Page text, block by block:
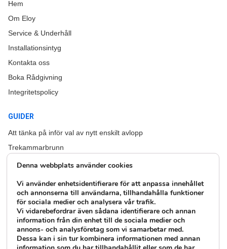
Hem
Om Eloy
Service & Underhåll
Installationsintyg
Kontakta oss
Boka Rådgivning
Integritetspolicy
GUIDER
Att tänka på inför val av nytt enskilt avlopp
Trekammarbrunn
Större avlopp för flera hushåll och samfälligheter
Övergödning
SENASTE NYHETERNA
Vårmarknad i Mariannelund!
Stor skogsmässa på Bolmsö, Ljungby!
Denna webbplats använder cookies
Vi använder enhetsidentifierare för att anpassa innehållet
och annonserna till användarna, tillhandahålla funktioner
för sociala medier och analysera vår trafik.
Vi vidarebefordrar även sådana identifierare och annan
information från din enhet till de sociala medier och
annons- och analysföretag som vi samarbetar med.
Dessa kan i sin tur kombinera informationen med annan